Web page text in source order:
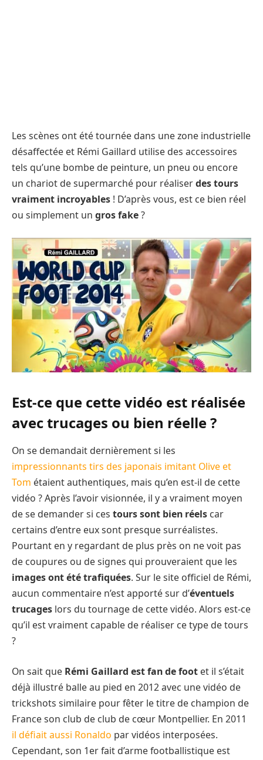
Les scènes ont été tournée dans une zone industrielle
désaffectée et Rémi Gaillard utilise des accessoires
tels qu’une bombe de peinture, un pneu ou encore
un chariot de supermarché pour réaliserdes tours
vraiment incroyables ! D’après vous, est ce bien réel
ou simplement un gros fake?
Est-ce que cette vidéo est réalisée
avec trucages ou bien réelle ?
On se demandait dernièrement si les
impressionnants tirs des japonais imitant Olive et
Tom étaient authentiques, mais qu’en est-il de cette
vidéo ? Après l’avoir visionnée, il y a vraiment moyen
de se demander si ces tours sont bien réels car
certains d’entre eux sont presque surréalistes.
Pourtant en y regardant de plus près on ne voit pas
de coupures ou de signes qui prouveraient que les
images ont été trafiquées. Sur le site officiel de Rémi,
aucun commentaire n’est apporté sur d’éventuels
trucages lors du tournage de cette vidéo. Alors est-ce
qu’il est vraiment capable de réaliser ce type de tours
?
On sait que Rémi Gaillard est fan de foot et il s’était
déjà illustré balle au pied en 2012 avec une vidéo de
trickshots similaire pour fêter le titre de champion de
France son club de club de cœur Montpellier. En 2011
il défiait aussi Ronaldo par vidéos interposées.
Cependant, son 1er fait d’arme footballistique est